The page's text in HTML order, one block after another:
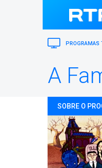
PROGRAMAS
A
SOBRE O